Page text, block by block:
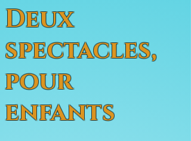
Deux
spectacles,
pour
enfants